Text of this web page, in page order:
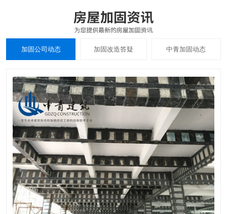
加固公司动态 加固改造答疑 中青加固动态